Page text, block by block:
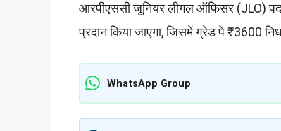
आरपीएससी जूनियर लीगल ऑफिसर (JLO)
प्रदान किया जाएगा, जिसमें ग्रेड पे ₹3600
WhatsApp Group